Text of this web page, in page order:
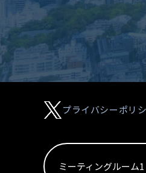
プライバシーポリ
ミーティングルーム1